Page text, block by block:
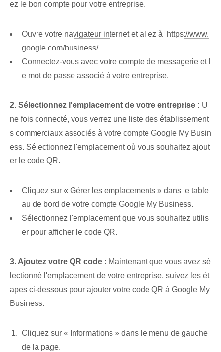
ez le bon⁣ compte⁣ pour votre⁣ entreprise.
Ouvre votre navigateur internetet‌ allez à ⁤
https://www.
google.com/business/.
Connectez-vous avec votre compte de messagerie et l
e mot de passe associé à votre entreprise.
2. Sélectionnez l'emplacement de votre entreprise : U
ne fois connecté⁢, vous verrez une liste des établissement
s commerciaux associés à votre compte Google My Busin
ess. Sélectionnez l'emplacement où vous souhaitez ajout
er le code QR.
Cliquez sur « Gérer les emplacements » dans le table
au de bord de votre compte Google My Business.
Sélectionnez l'emplacement que vous souhaitez utilis
er pour afficher le code QR.
3. Ajoutez votre ‌QR code : Maintenant que vous avez sé
lectionné l'emplacement de votre entreprise, suivez les ét
apes ci-dessous pour ajouter votre code QR à Google My
Business.
Cliquez sur « Informations » dans le menu de gauche
de la page.